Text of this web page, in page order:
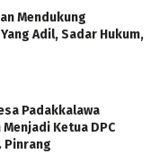
Mendukung
Adil, Sadar Hukum,
Padakkalawa
Ketua DPC
Pinrang